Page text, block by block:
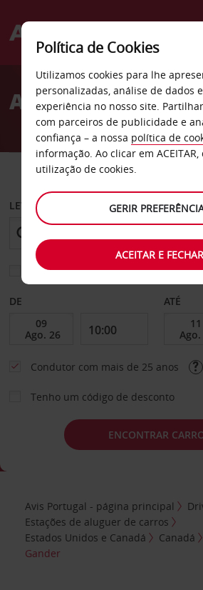
Welcome
AvisAluguer de carros
CARRO
LEVANTAR EM
Escolher uma estação de
DE ATÉ
Condutor com mais de 25 anos
Tenho um código de desconto
ENCONTRAR
Avis Portugal - página principal
Estações de aluguer de carros
Estados Unidos e Canadá
Canadá
Gander
Política de Cookies
Utilizamos cookies para lhe
personalizadas, análise de dados
experiência no nosso site.
com parceiros de publicidade e
confiança – a nossa política de
informação. Ao clicar em
utilização de cookies.
GERIR
ACEITAR E FECHAR